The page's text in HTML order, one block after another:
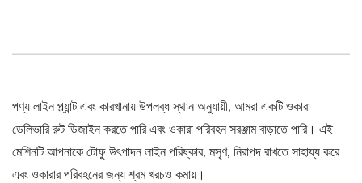
পণ্য লাইন প্ল্যান্ট এবং কারখানায় উপলব্ধ স্থান অনুযায়ী, আমরা একটি ওকারা
ডেলিভারি রুট ডিজাইন করতে পারি এবং ওকারা পরিবহন সরঞ্জাম বাড়াতে পারি। এই
মেশিনটি আপনাকে টোফু উৎপাদন লাইন পরিষ্কার, মসৃণ, নিরাপদ রাখতে সাহায্য করে
এবং ওকারার পরিবহনের জন্য শ্রম খরচও কমায়।